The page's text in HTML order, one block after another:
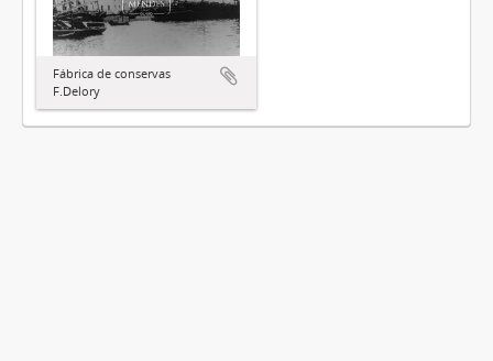
Fábrica de conservas
F.Delory